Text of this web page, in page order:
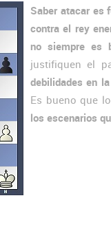
Saber atacar es
contra el rey
no siempre es
justifiquen el
debilidades en
Es bueno que
los escenarios